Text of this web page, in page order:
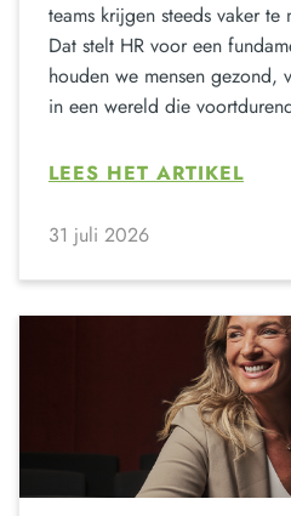
teams krijgen steeds vaker te
Dat stelt HR voor een
houden we mensen gezond,
in een wereld die
LEES HET ARTIKEL
31 juli 2026